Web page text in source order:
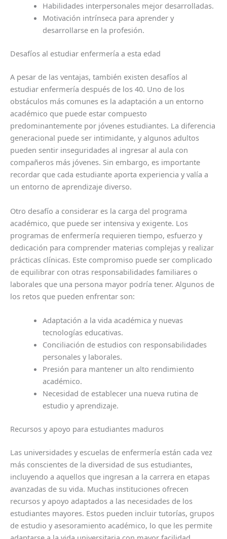
Habilidades interpersonales mejor desarrolladas.
Motivación intrínseca para aprender y
desarrollarse en la profesión.
Desafíos al estudiar enfermería a esta edad
A pesar de las ventajas, también existen desafíos al
estudiar enfermería después de los 40. Uno de los
obstáculos más comunes es la adaptación a un entorno
académico que puede estar compuesto
predominantemente por jóvenes estudiantes. La diferencia
generacional puede ser intimidante, y algunos adultos
pueden sentir inseguridades al ingresar al aula con
compañeros más jóvenes. Sin embargo, es importante
recordar que cada estudiante aporta experiencia y valía a
un entorno de aprendizaje diverso.
Otro desafío a considerar es la carga del programa
académico, que puede ser intensiva y exigente. Los
programas de enfermería requieren tiempo, esfuerzo y
dedicación para comprender materias complejas y realizar
prácticas clínicas. Este compromiso puede ser complicado
de equilibrar con otras responsabilidades familiares o
laborales que una persona mayor podría tener. Algunos de
los retos que pueden enfrentar son:
Adaptación a la vida académica y nuevas
tecnologías educativas.
Conciliación de estudios con responsabilidades
personales y laborales.
Presión para mantener un alto rendimiento
académico.
Necesidad de establecer una nueva rutina de
estudio y aprendizaje.
Recursos y apoyo para estudiantes maduros
Las universidades y escuelas de enfermería están cada vez
más conscientes de la diversidad de sus estudiantes,
incluyendo a aquellos que ingresan a la carrera en etapas
avanzadas de su vida. Muchas instituciones ofrecen
recursos y apoyo adaptados a las necesidades de los
estudiantes mayores. Estos pueden incluir tutorías, grupos
de estudio y asesoramiento académico, lo que les permite